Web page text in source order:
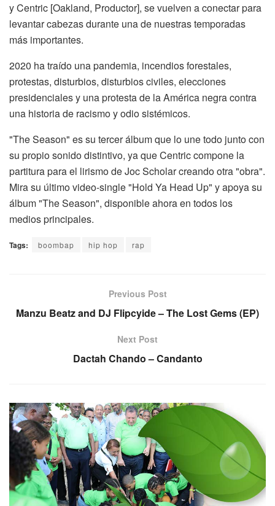
y Centric [Oakland, Productor], se vuelven a conectar para
levantar cabezas durante una de nuestras temporadas
más importantes.
2020 ha traído una pandemia, incendios forestales,
protestas, disturbios, disturbios civiles, elecciones
presidenciales y una protesta de la América negra contra
una historia de racismo y odio sistémicos.
"The Season" es su tercer álbum que lo une todo junto con
su propio sonido distintivo, ya que Centric compone la
partitura para el lirismo de Joc Scholar creando otra "obra".
Mira su último video-single "Hold Ya Head Up" y apoya su
álbum "The Season", disponible ahora en todos los
medios principales.
Tags: boombap hip hop rap
Previous Post
Manzu Beatz and DJ Flipcyide – The Lost Gems (EP)
Next Post
Dactah Chando – Candanto